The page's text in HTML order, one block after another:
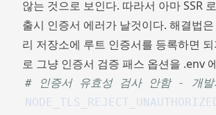
않는 것으로 보인다. 따라서 아마 SSR
출시 인증서 에러가 날것이다. 해결법
리 저장소에 루트 인증서를 등록하면
로 그냥 인증서 검증 패스 옵션을 .env
# 인증서 유효성 검사 안함 - 개